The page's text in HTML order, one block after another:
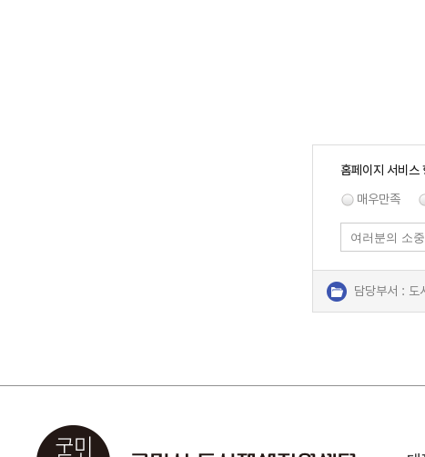
홈페이지 서비스
매우만족
담당부서 : 도